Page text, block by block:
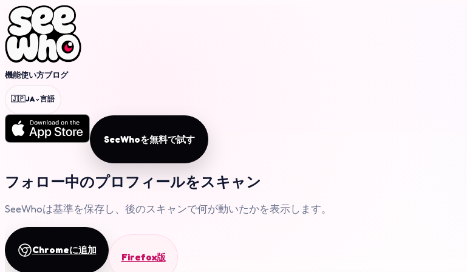
機能使い方ブログ
🇯🇵JA⌄言語
SeeWhoを無料で試す
フォロー中のプロフィールをスキャン
SeeWhoは基準を保存し、後のスキャンで何が動いたかを表示します。
Chromeに追加
Firefox版